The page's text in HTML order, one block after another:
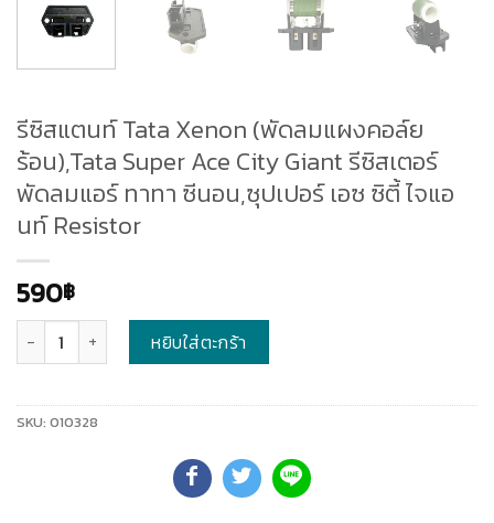
รีซิสแตนท์ Tata Xenon (พัดลมแผงคอล์ย
ร้อน),Tata Super Ace City Giant รีซิสเตอร์
พัดลมแอร์ ทาทา ซีนอน,ซุปเปอร์ เอซ ซิตี้ ไจแอ
นท์ Resistor
590฿
หยิบใส่ตะกร้า
SKU: 010328